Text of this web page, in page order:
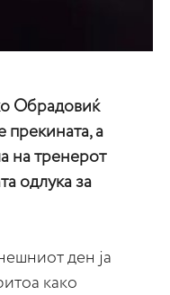
Обрадовиќ
прекината, а
на тренерот
одлука за
ден ја
како